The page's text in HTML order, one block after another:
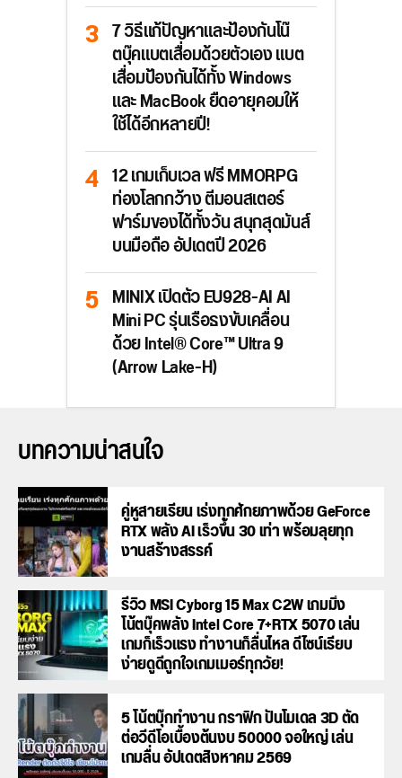
7 วิธีแก้ปัญหาและป้องกันโน๊
ตบุ๊คแบตเสื่อมด้วยตัวเอง แบต
เสื่อมป้องกันได้ทั้ง Windows
และ MacBook ยืดอายุคอมให้
ใช้ได้อีกหลายปี!
12 เกมเก็บเวล ฟรี MMORPG
ท่องโลกกว้าง ตีมอนสเตอร์
ฟาร์มของได้ทั้งวัน สนุกสุดมันส์
บนมือถือ อัปเดตปี 2026
MINIX เปิดตัว EU928-AI AI
Mini PC รุ่นเรือธงขับเคลื่อน
ด้วย Intel® Core™ Ultra 9
(Arrow Lake-H)
บทความน่าสนใจ
คู่หูสายเรียน เร่งทุกศักยภาพด้วย GeForce
RTX พลัง AI เร็วขึ้น 30 เท่า พร้อมลุยทุก
งานสร้างสรรค์
รีวิว MSI Cyborg 15 Max C2W เกมมิ่ง
โน้ตบุ๊คพลัง Intel Core 7+RTX 5070 เล่น
เกมก็เร็วแรง ทำงานก็ลื่นไหล ดีไซน์เรียบ
ง่ายดูดีถูกใจเกมเมอร์ทุกวัย!
5 โน้ตบุ๊กทำงาน กราฟิก ปั้นโมเดล 3D ตัด
ต่อวีดีโอเบื้องต้นงบ 50000 จอใหญ่ เล่น
เกมลื่น อัปเดตสิงหาคม 2569